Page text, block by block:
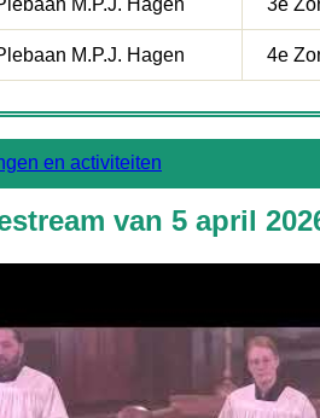
M.P.J. Hagen 3e
M.P.J. Hagen 4e
en activiteiten
van 5 april